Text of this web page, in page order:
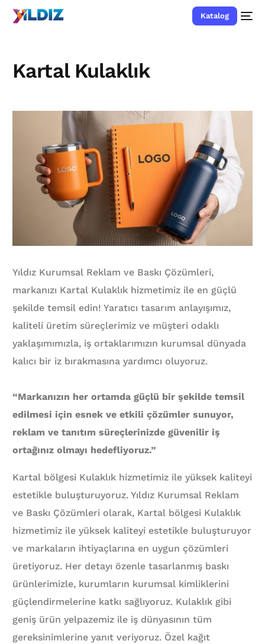
Katalog
Kartal Kulaklık
Yıldız Kurumsal Reklam ve Baskı Çözümleri,
markanızı Kartal Kulaklık hizmetimiz ile en güçlü
şekilde temsil edin! Yaratıcı tasarım anlayışımız,
kaliteli üretim süreçlerimiz ve müşteri odaklı
yaklaşımımızla, iş ortaklarımızın kurumsal dünyada
kalıcı bir iz bırakmasına yardımcı oluyoruz.
“Markanızın her ortamda güçlü bir şekilde temsil
edilmesi için esnek ve etkili çözümler sunuyor,
reklam ve tanıtım süreçlerinizde güvenilir iş
ortağınız olmayı hedefliyoruz.”
Kartal bölgesi Kulaklık hizmetimiz ile yüksek kaliteyi
estetikle buluşturuyoruz. Yıldız Kurumsal Reklam
ve Baskı Çözümleri olarak, Kartal bölgesi Kulaklık
hizmetimiz ile yüksek kaliteyi estetikle buluşturuyor
ve markaların ihtiyaçlarına en uygun çözümleri
üretiyoruz. Her detayı özenle tasarlanmış baskı
ürünlerimizle, kurumların kurumsal kimliklerini
güçlendirmelerine katkı sağlıyoruz. Kulaklık gibi
geniş ürün yelpazemiz ile iş dünyasının tüm
gereksinimlerine yanıt veriyoruz. Özel kağıt